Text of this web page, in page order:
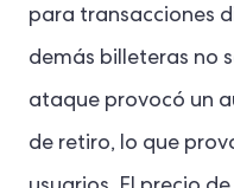
para transacciones
demás billeteras no
ataque provocó un
de retiro, lo que